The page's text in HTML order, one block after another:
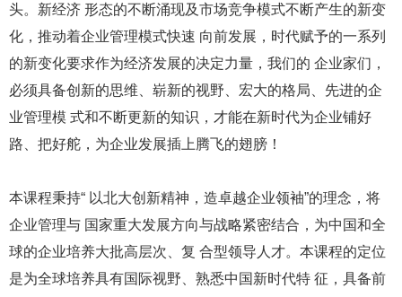
头。新经济 形态的不断涌现及市场竞争模式不断产生的新变
化，推动着企业管理模式快速 向前发展，时代赋予的一系列
的新变化要求作为经济发展的决定力量，我们的 企业家们，
必须具备创新的思维、崭新的视野、宏大的格局、先进的企
业管理模 式和不断更新的知识，才能在新时代为企业铺好
路、把好舵，为企业发展插上腾飞的翅膀！
本课程秉持“ 以北大创新精神，造卓越企业领袖”的理念，将
企业管理与 国家重大发展方向与战略紧密结合，为中国和全
球的企业培养大批高层次、复 合型领导人才。本课程的定位
是为全球培养具有国际视野、熟悉中国新时代特 征，具备前